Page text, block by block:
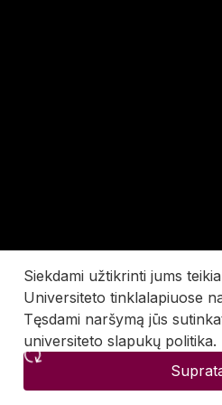
Siekdami užtikrinti jums
Universiteto tinklalapiuose
Tęsdami naršymą jūs
universiteto slapukų politika.